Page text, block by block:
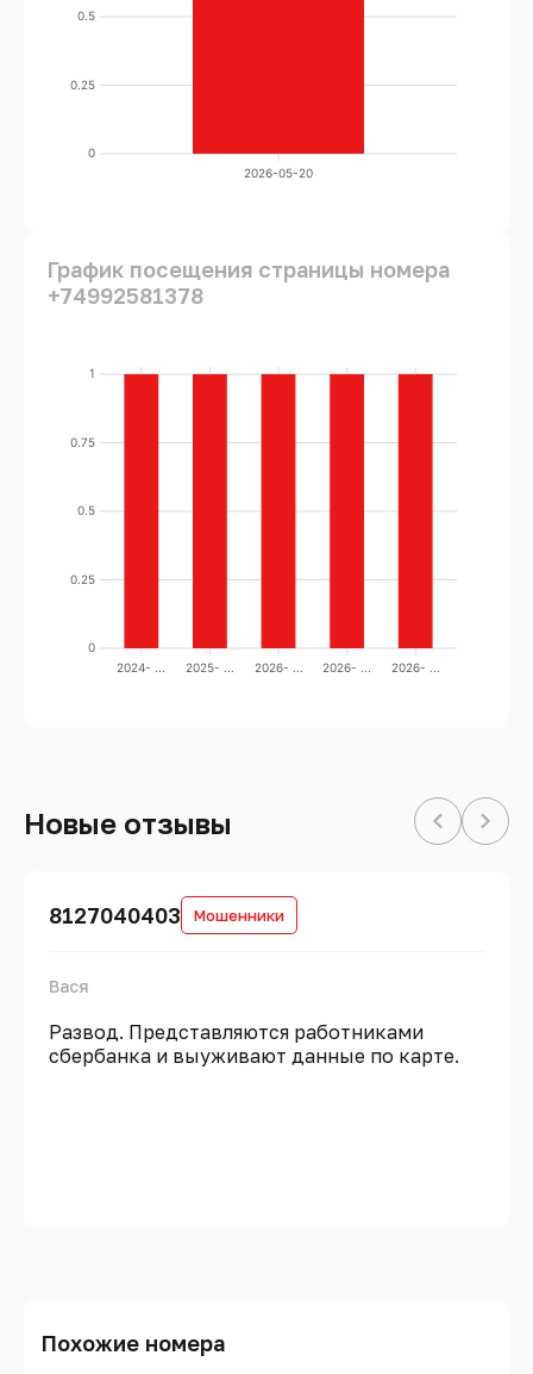
0
0.25
0.5
2026-05-20
График посещения страницы номера
+74992581378
0
0.25
0.5
0.75
1
2024- ... 2025- ... 2026- ... 2026- ... 2026- ...
Новые отзывы
8127040403 Мошенники
Вася
Развод. Представляются работниками
сбербанка и выуживают данные по карте.
Похожие номера